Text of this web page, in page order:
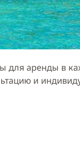
для аренды в
и